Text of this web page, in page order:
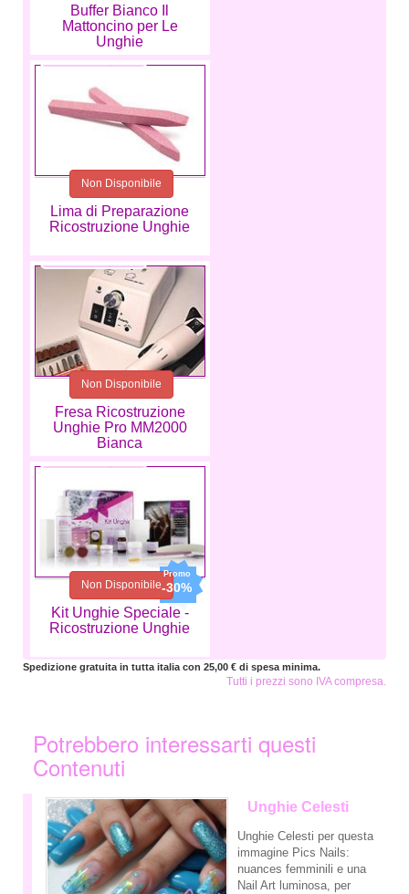
Buffer Bianco Il
Mattoncino per Le
Unghie
Lima di Preparazione
Ricostruzione Unghie
2,49 €
Non Disponibile
Fresa Ricostruzione
Unghie Pro MM2000
Bianca
59,99 €
Non Disponibile
-30%
Kit Unghie Speciale -
Ricostruzione Unghie
51,79 €
Non Disponibile
Spedizione gratuita in tutta italia con 25,00 € di spesa minima.
Tutti i prezzi sono IVA compresa.
Potrebbero interessarti questi
Contenuti
Unghie Celesti
Unghie Celesti per questa
immagine Pics Nails:
nuances femminili e una
Nail Art luminosa, per